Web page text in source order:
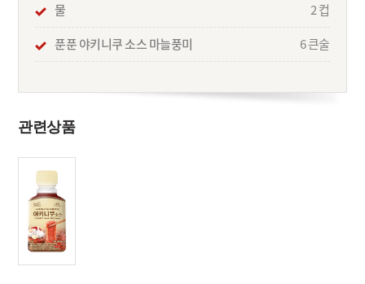
물
2 컵
푼푼 야키니쿠 소스 마늘풍미
6 큰술
관련상품